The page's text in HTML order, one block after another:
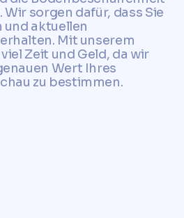
sorgen dafür, dass Sie
aktuellen
Mit unserem
Zeit und Geld, da wir
Wert Ihres
zu bestimmen.